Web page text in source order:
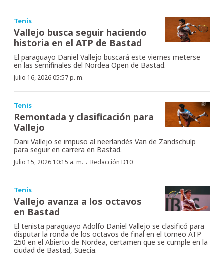
Tenis
Vallejo busca seguir haciendo
historia en el ATP de Bastad
El paraguayo Daniel Vallejo buscará este viernes meterse
en las semifinales del Nordea Open de Bastad.
Julio 16, 2026 05:57 p. m.
Tenis
Remontada y clasificación para
Vallejo
Dani Vallejo se impuso al neerlandés Van de Zandschulp
para seguir en carrera en Bastad.
Julio 15, 2026 10:15 a. m. · Redacción D10
Tenis
Vallejo avanza a los octavos
en Bastad
El tenista paraguayo Adolfo Daniel Vallejo se clasificó para
disputar la ronda de los octavos de final en el torneo ATP
250 en el Abierto de Nordea, certamen que se cumple en la
ciudad de Bastad, Suecia.